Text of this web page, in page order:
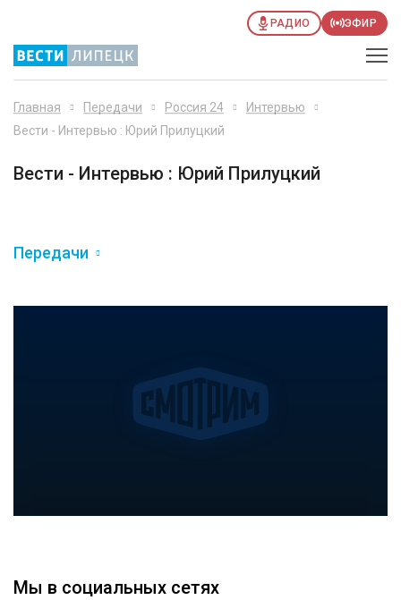
РАДИО ЭФИР
Главная Передачи Россия 24
Интервью
Вести - Интервью : Юрий Прилуцкий
Вести - Интервью : Юрий Прилуцкий
Передачи
Мы в социальных сетях